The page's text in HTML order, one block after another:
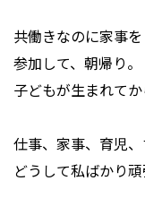
共働きなのに家事
参加して、朝帰り。
子どもが生まれて
仕事、家事、育児、
どうして私ばかり